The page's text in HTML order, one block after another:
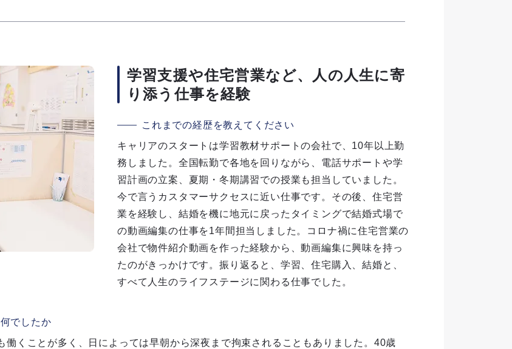
学習支援や住宅営業など、人の人生に寄
り添う仕事を経験
これまでの経歴を教えてください
キャリアのスタートは学習教材サポートの会社で、10年以上勤
務しました。全国転勤で各地を回りながら、電話サポートや学
習計画の立案、夏期・冬期講習での授業も担当していました。
今で言うカスタマーサクセスに近い仕事です。その後、住宅営
業を経験し、結婚を機に地元に戻ったタイミングで結婚式場で
の動画編集の仕事を1年間担当しました。コロナ禍に住宅営業の
会社で物件紹介動画を作った経験から、動画編集に興味を持っ
たのがきっかけです。振り返ると、学習、住宅購入、結婚と、
すべて人生のライフステージに関わる仕事でした。
でしたか
働くことが多く、日によっては早朝から深夜まで拘束されることもありました。40歳